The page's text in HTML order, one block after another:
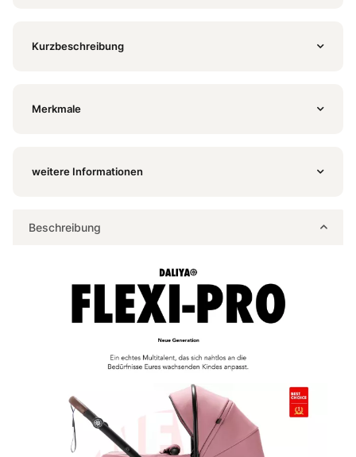
Kurzbeschreibung
Merkmale
weitere Informationen
Beschreibung